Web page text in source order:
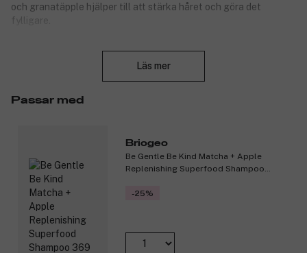
och granatäpple hjälper till att stärka håret och göra det
fylligare.
Användning: Använd efter schamponering. Applicera i hela
håret. Låt verka i två minuter och skölj ur. För bästa resultat,
tvätta håret med Be Gentle, Be Kind™ Matcha + Apple
3129777
Läs mer
Passar med
Briogeo
Be Gentle Be Kind Matcha + Apple
Replenishing Superfood Shampoo
-25%